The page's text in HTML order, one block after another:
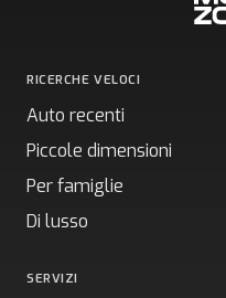
RICERCHE VELOCI
Auto recenti
Piccole dimensioni
Per famiglie
Di lusso
SERVIZI